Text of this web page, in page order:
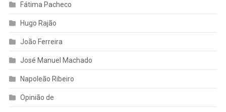
Fátima Pacheco
Hugo Rajão
João Ferreira
José Manuel Machado
Napoleão Ribeiro
Opinião de